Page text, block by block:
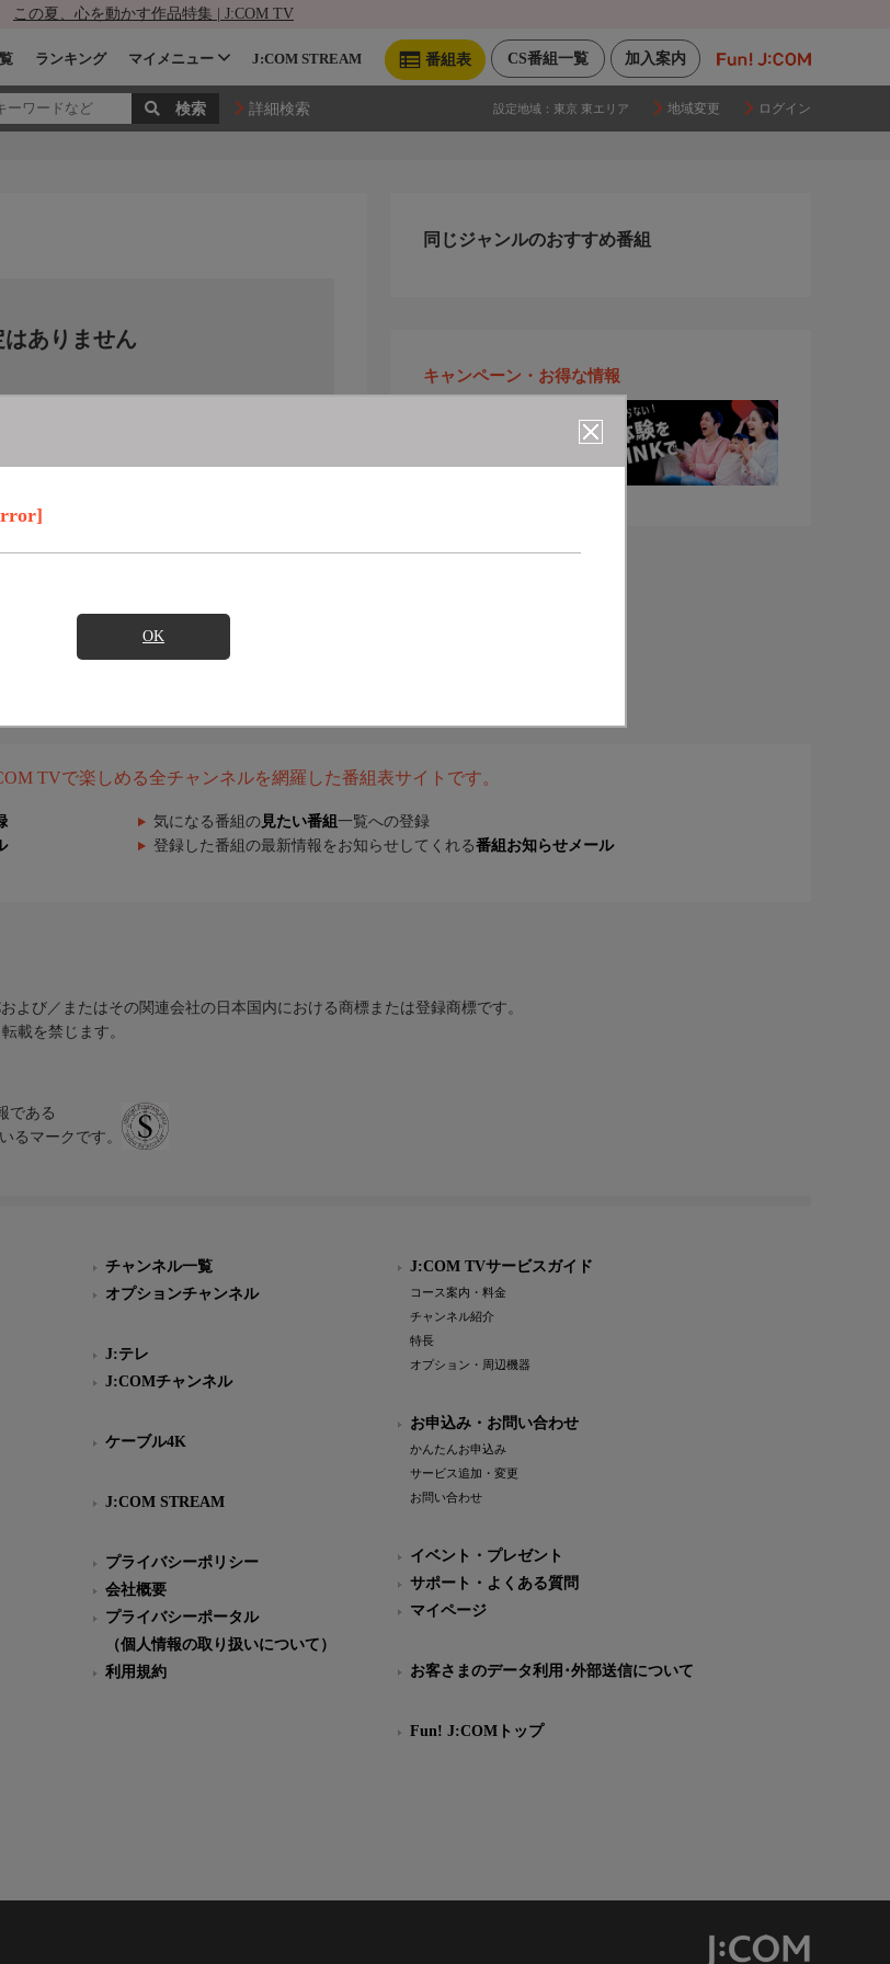
この夏、心を動かす作品特集 | J:COM TV
加入案内
CS番組一覧
番組表
ランキング マイメニュー J:COM STREAM
詳細検索 設定地域： 東京 東エリア 地域変更 ログイン
OK
ありません
同じジャンルのおすすめ番組
キャンペーン・お得な情報
TVで楽しめる全チャンネルを網羅した番組表サイトです。
気になる番組の 見たい番組 一覧への登録
登録した番組の最新情報をお知らせしてくれる番組お知らせメール
よび／またはその関連会社の日本国内における商標または登録商標です。
載を禁じます。
である
るマークです。
チャンネル一覧
オプションチャンネル
J:テレ
J:COMチャンネル
ケーブル4K
J:COM STREAM
プライバシーポリシー
会社概要
プライバシーポータル
（個人情報の取り扱いについて）
利用規約
J:COM TVサービスガイド
コース案内・料金
チャンネル紹介
特長
オプション・周辺機器
お申込み・お問い合わせ
かんたんお申込み
サービス追加・変更
お問い合わせ
イベント・プレゼント
サポート・よくある質問
マイページ
お客さまのデータ利用･外部送信について
Fun! J:COMトップ